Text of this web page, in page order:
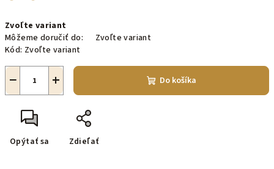
cena:
Zvoľte variant
Môžeme doručiť do:
Zvoľte variant
Kód: Zvoľte variant
+
− Do košíka
Opýtať sa Zdieľať